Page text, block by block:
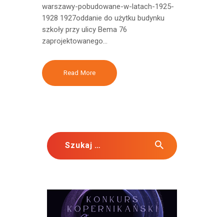
warszawy-pobudowane-w-latach-1925-
1928 1927oddanie do użytku budynku
szkoły przy ulicy Bema 76
zaprojektowanego…
Read More
Szukaj: